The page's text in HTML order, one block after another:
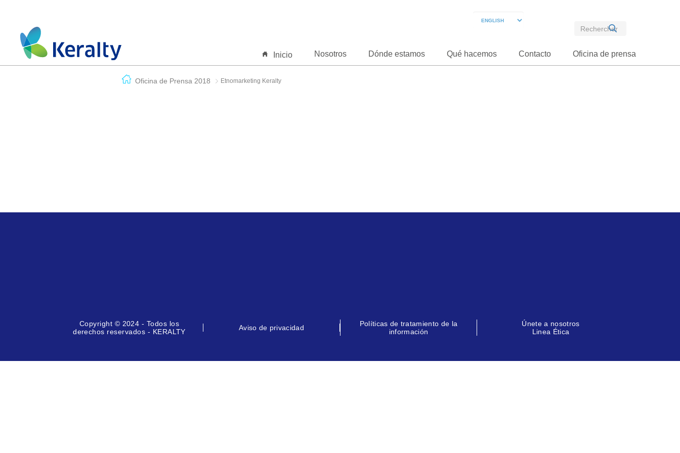
Inicio Nosotros Dónde estamos Qué hacemos Contacto Oficina de prensa
Oficina de Prensa 2018 Etnomarketing Keralty
Copyright © 2024 - Todos los
derechos reservados - KERALTY
Aviso de privacidad
Políticas de tratamiento de la
información
Únete a nosotros
Linea Ética